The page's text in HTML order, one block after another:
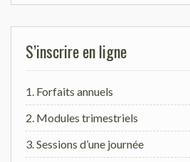
S’inscrire en ligne
1. Forfaits annuels
2. Modules trimestriels
3. Sessions d’une journée